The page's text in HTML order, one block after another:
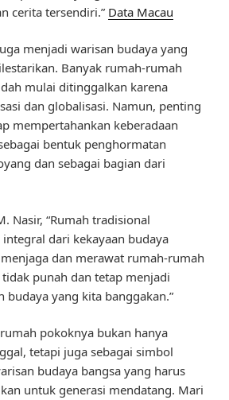
cerita tersendiri.” Data Macau
menjadi warisan budaya yang
Banyak rumah-rumah
mulai ditinggalkan karena
dan globalisasi. Namun, penting
mempertahankan keberadaan
bentuk penghormatan
dan sebagai bagian dari
Nasir, “Rumah tradisional
dari kekayaan budaya
dan merawat rumah-rumah
punah dan tetap menjadi
budaya yang kita banggakan.”
pokoknya bukan hanya
tetapi juga sebagai simbol
budaya bangsa yang harus
untuk generasi mendatang. Mari